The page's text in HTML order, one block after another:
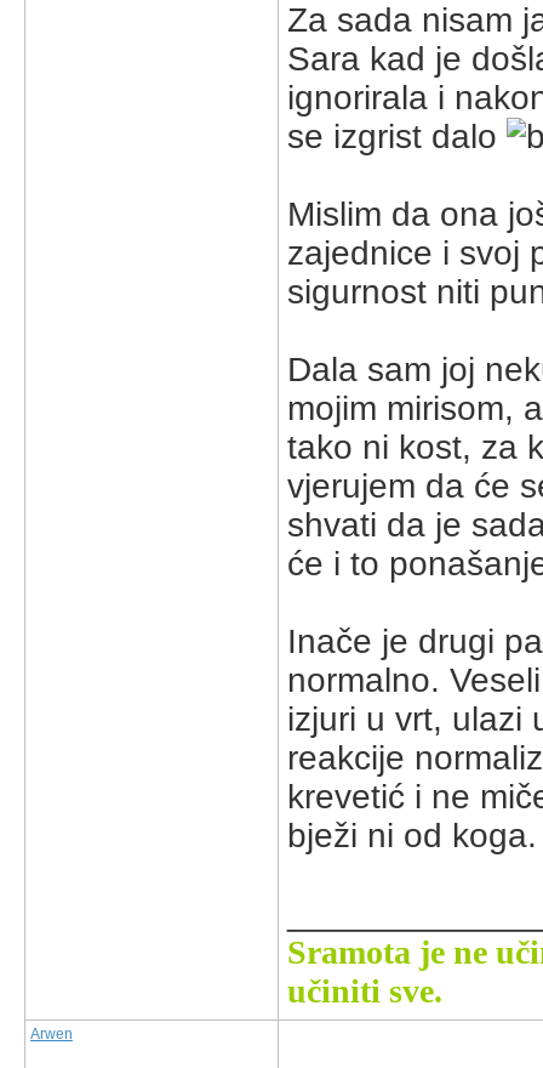
Za sada nisam
Sara kad je
ignorirala i
se izgrist dalo
Mislim da ona
zajednice i svoj
sigurnost niti
Dala sam joj
mojim mirisom,
tako ni kost, za
vjerujem da će
shvati da je
će i to
Inače je drugi
normalno.
izjuri u vrt, ulazi
reakcije
krevetić i ne
bježi ni od koga.
Sramota je ne
učiniti sve.
Arwen